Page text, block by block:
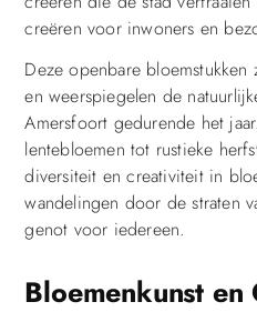
creëren voor inwoners en
Deze openbare
en weerspiegelen de
Amersfoort gedurende het
lentebloemen tot rustieke
diversiteit en creativiteit in
wandelingen door de straten
genot voor iedereen.
Bloemenkunst en